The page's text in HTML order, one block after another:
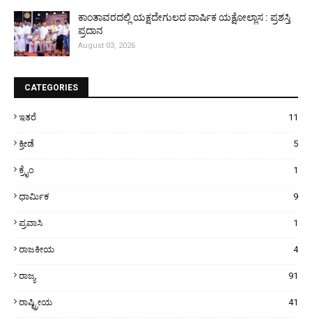
ಕಾಂತಾವರದಲ್ಲಿ ಯಕ್ಷದೇಗುಲದ ವಾರ್ಷಿಕ ಯಕ್ಷೋಲ್ಲಾಸ : ಪ್ರಶಸ್ತಿ
ಪ್ರದಾನ
August 03, 2026
CATEGORIES
ಇತರೆ 11
ಕ್ರೀಡೆ 5
ಕ್ರೈಂ 1
ಧಾರ್ಮಿಕ 9
ಪ್ರವಾಸಿ 1
ರಾಜಕೀಯ 4
ರಾಜ್ಯ 91
ರಾಷ್ಟ್ರೀಯ 41